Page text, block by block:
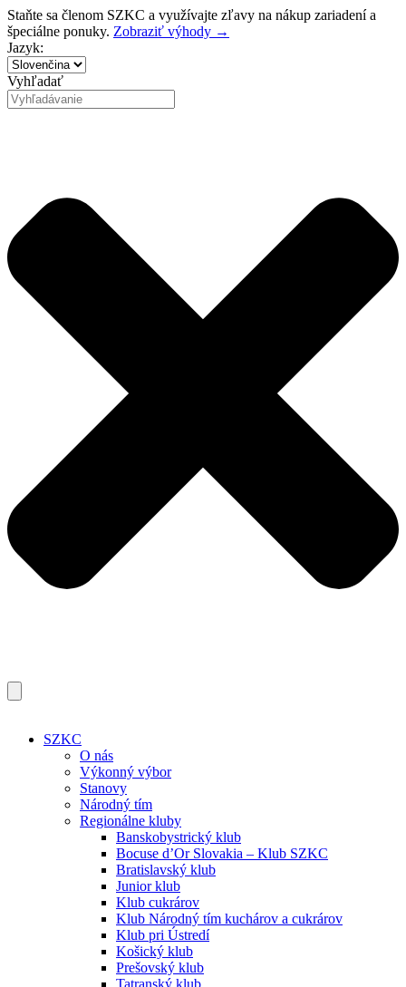
Preskočiť
na
obsah
Staňte sa členom SZKC a využívajte zľavy na nákup zariadení a
špeciálne ponuky. Zobraziť výhody →
Jazyk:
Vyhľadať
SZKC
O nás
Výkonný výbor
Stanovy
Národný tím
Regionálne kluby
Banskobystrický klub
Bocuse d’Or Slovakia – Klub SZKC
Bratislavský klub
Junior klub
Klub cukrárov
Klub Národný tím kuchárov a cukrárov
Klub pri Ústredí
Košický klub
Prešovský klub